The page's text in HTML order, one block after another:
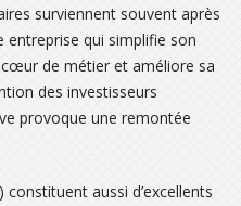
surviennent souvent après
qui simplifie son
de métier et améliore sa
des investisseurs
provoque une remontée
constituent aussi d’excellents